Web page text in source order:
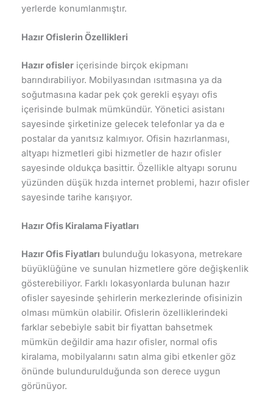
yerlerde konumlanmıştır.
Hazır Ofislerin Özellikleri
Hazır ofisleriçerisinde birçok ekipmanı
barındırabiliyor. Mobilyasından ısıtmasına ya da
soğutmasına kadar pek çok gerekli eşyayı ofis
içerisinde bulmak mümkündür. Yönetici asistanı
sayesinde şirketinize gelecek telefonlar ya da e
postalar da yanıtsız kalmıyor. Ofisin hazırlanması,
altyapı hizmetleri gibi hizmetler de hazır ofisler
sayesinde oldukça basittir. Özellikle altyapı sorunu
yüzünden düşük hızda internet problemi, hazır ofisler
sayesinde tarihe karışıyor.
Hazır Ofis Kiralama Fiyatları
Hazır Ofis Fiyatları bulunduğu lokasyona, metrekare
büyüklüğüne ve sunulan hizmetlere göre değişkenlik
gösterebiliyor. Farklı lokasyonlarda bulunan hazır
ofisler sayesinde şehirlerin merkezlerinde ofisinizin
olması mümkün olabilir. Ofislerin özelliklerindeki
farklar sebebiyle sabit bir fiyattan bahsetmek
mümkün değildir ama hazır ofisler, normal ofis
kiralama, mobilyalarını satın alma gibi etkenler göz
önünde bulundurulduğunda son derece uygun
görünüyor.